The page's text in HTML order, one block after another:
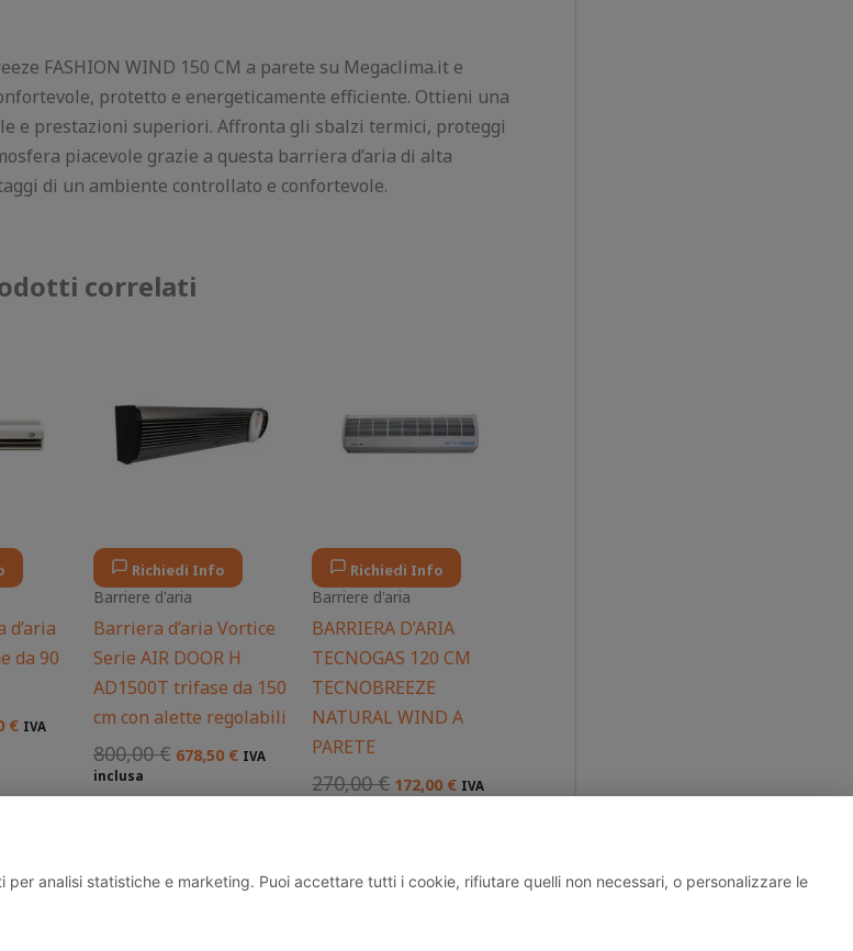
FASHION WIND 150 CM a parete su Megaclima.it e
protetto e energeticamente efficiente. Ottieni una
e prestazioni superiori. Affronta gli sbalzi termici, proteggi
piacevole grazie a questa barriera d’aria di alta
di un ambiente controllato e confortevole.
correlati
da 90
€.
€
207,00 €.
IVA
Richiedi Info
Barriere d'aria
Barriera d’aria Vortice
Serie AIR DOOR H
AD1500T trifase da 150
cm con alette regolabili
800,00€
era:
800,00 €.
678,50 €
è:
678,50 €.
IVA
inclusa
Richiedi Info
Barriere d'aria
BARRIERA D’ARIA
TECNOGAS 120 CM
TECNOBREEZE
NATURAL WIND A
PARETE
270,00€
270,00 €.
172,00 €
172,00 €.
IVA
analisi statistiche e marketing. Puoi accettare tutti i cookie, rifiutare quelli non necessari, o personalizzare le